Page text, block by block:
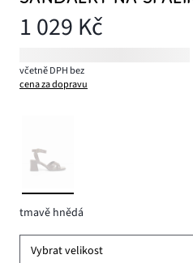
1 029 Kč
včetně DPH bez
cena za dopravu
tmavě hnědá
Vybrat velikost